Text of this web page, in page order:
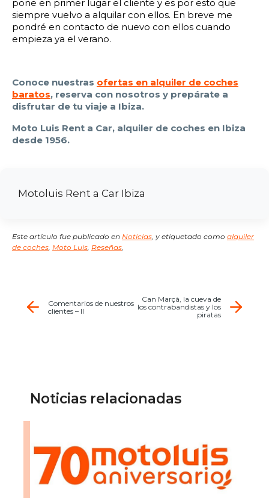
pone en primer lugar el cliente y es por esto que
siempre vuelvo a alquilar con ellos. En breve me
pondré en contacto de nuevo con ellos cuando
empieza ya el verano.
Conoce nuestras ofertas en alquiler de coches
baratos, reserva con nosotros y prepárate a
disfrutar de tu viaje a Ibiza.
Moto Luis Rent a Car, alquiler de coches en Ibiza
desde 1956.
Motoluis Rent a Car Ibiza
Este artículo fue publicado en Noticias, y etiquetado como alquiler
de coches, Moto Luis, Reseñas,
Comentarios de nuestros
clientes – II
Can Marçà, la cueva de
los contrabandistas y los
piratas
Noticias relacionadas